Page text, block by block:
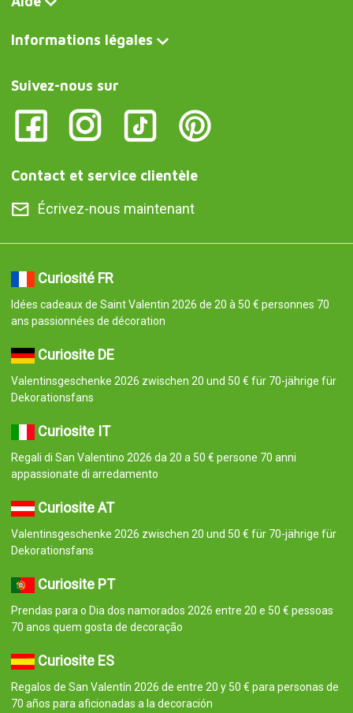
Informations légales
Suivez-nous sur
Contact et service clientèle
Écrivez-nous maintenant
Curiosité FR
Idées cadeaux de Saint Valentin 2026 de 20 à 50 € personnes 70
ans passionnées de décoration
Curiosite DE
Valentinsgeschenke 2026 zwischen 20 und 50 € für 70-jährige für
Dekorationsfans
Curiosite IT
Regali di San Valentino 2026 da 20 a 50 € persone 70 anni
appassionate di arredamento
Curiosite AT
Valentinsgeschenke 2026 zwischen 20 und 50 € für 70-jährige für
Dekorationsfans
Curiosite PT
Prendas para o Dia dos namorados 2026 entre 20 e 50 € pessoas
70 anos quem gosta de decoração
Curiosite ES
Regalos de San Valentín 2026 de entre 20 y 50 € para personas de
70 años para aficionadas a la decoración